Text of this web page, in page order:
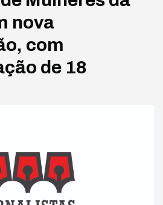
nova
com
de 18